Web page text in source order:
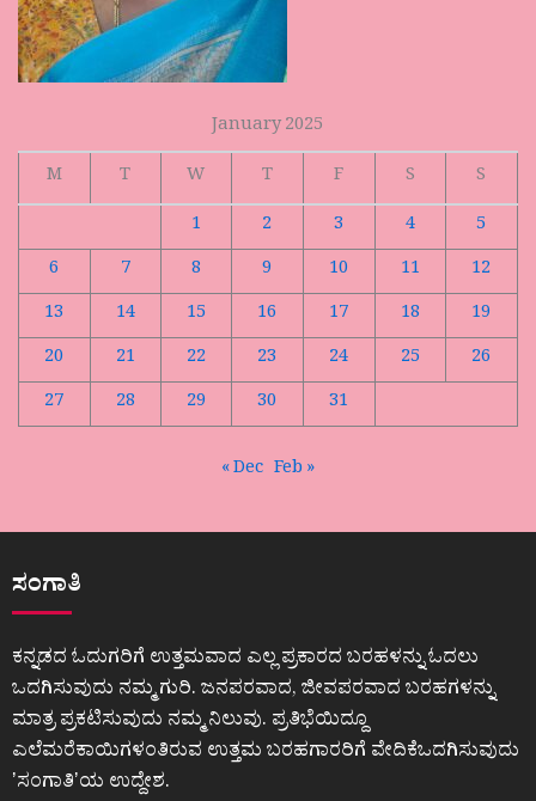
January 2025
M
T W T F S
S
1
2 3 4
5
6
7 8 9 10 11
12
13
14 15 16 17 18
19
20
21 22 23 24 25
26
27
28 29 30 31
« Dec Feb »
ಸಂಗಾತಿ
ಕನ್ನಡದ ಓದುಗರಿಗೆ ಉತ್ತಮವಾದ ಎಲ್ಲ ಪ್ರಕಾರದ ಬರಹಳನ್ನು ಓದಲು
ಒದಗಿಸುವುದು ನಮ್ಮ ಗುರಿ. ಜನಪರವಾದ, ಜೀವಪರವಾದ ಬರಹಗಳನ್ನು
ಮಾತ್ರ ಪ್ರಕಟಿಸುವುದು ನಮ್ಮ ನಿಲುವು. ಪ್ರತಿಭೆಯಿದ್ದೂ
ಎಲೆಮರೆಕಾಯಿಗಳಂತಿರುವ ಉತ್ತಮ ಬರಹಗಾರರಿಗೆ ವೇದಿಕೆಒದಗಿಸುವುದು
ʼಸಂಗಾತಿʼಯ ಉದ್ದೇಶ.